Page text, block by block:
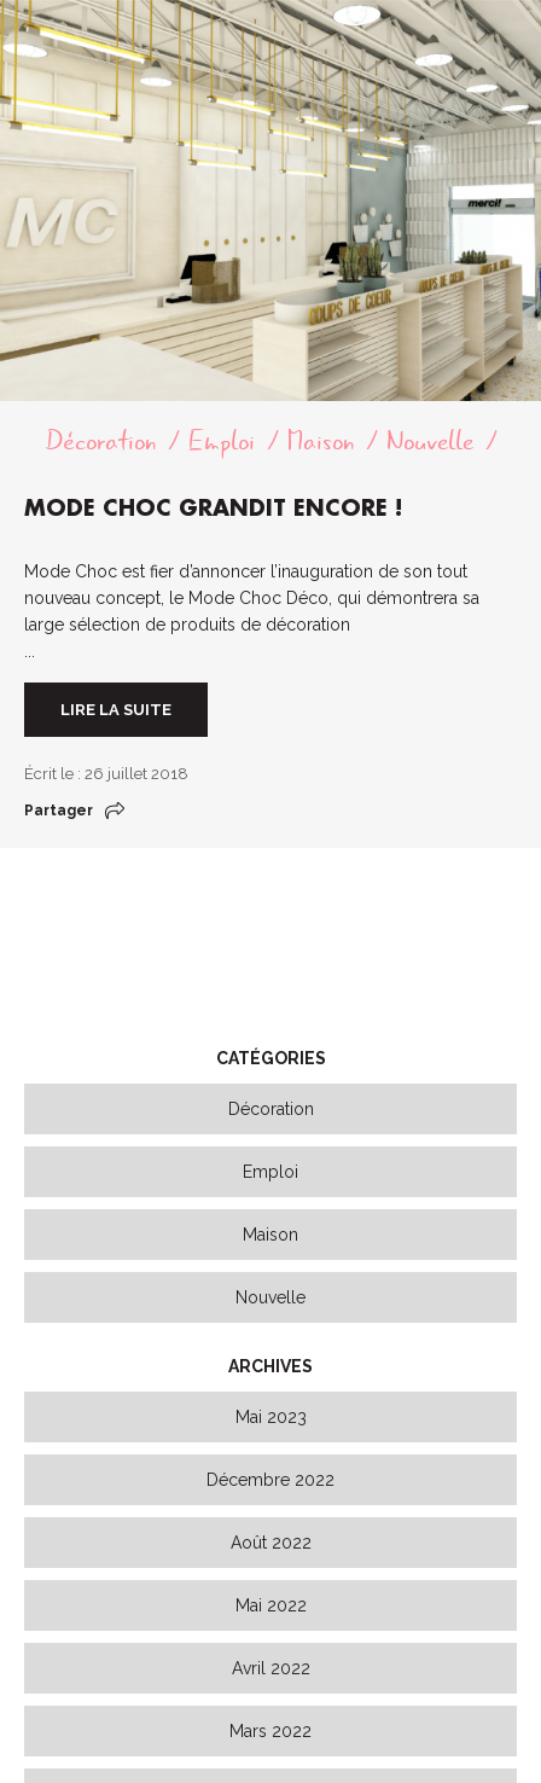
Décoration Emploi Maison Nouvelle
MODE CHOC GRANDIT ENCORE !
Mode Choc est fier d’annoncer l’inauguration de son tout
nouveau concept, le Mode Choc Déco, qui démontrera sa
large sélection de produits de décoration
LIRE LA SUITE
Écrit le : 26 juillet 2018
Partager
CATÉGORIES
Décoration
Emploi
Maison
Nouvelle
ARCHIVES
Mai 2023
Décembre 2022
Août 2022
Mai 2022
Avril 2022
Mars 2022